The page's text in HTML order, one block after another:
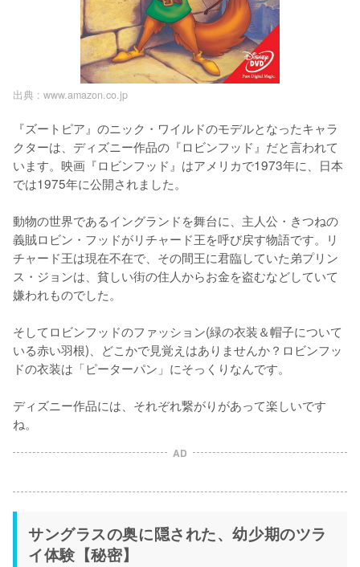
出典 : www.amazon.co.jp
『ズートピア』のニック・ワイルドのモデルとなったキャラ
クターは、ディズニー作品の『ロビンフッド』だと言われて
います。映画『ロビンフッド』はアメリカで1973年に、日本
では1975年に公開されました。
動物の世界であるイングランドを舞台に、主人公・きつねの
義賊ロビン・フッドがリチャード王を呼び戻す物語です。リ
チャード王は現在不在で、その間王に君臨していた弟プリン
ス・ジョンは、貧しい街の住人からお金を盗むなどしていて
嫌われものでした。
そしてロビンフッドのファッション(緑の衣装＆帽子について
いる赤い羽根)、どこかで見覚えはありませんか？ロビンフッ
ドの衣装は「ピーターパン」にそっくりなんです。
ディズニー作品には、それぞれ繋がりがあって楽しいです
ね。
AD
サングラスの奥に隠された、幼少期のツラ
イ体験【秘密】